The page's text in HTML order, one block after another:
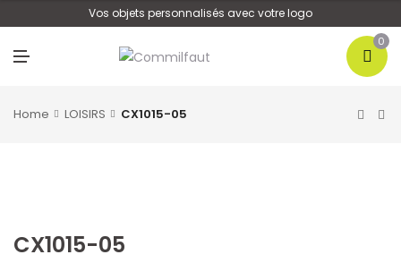
Vos objets personnalisés avec votre logo
0
Home LOISIRS CX1015-05
CX1015-05